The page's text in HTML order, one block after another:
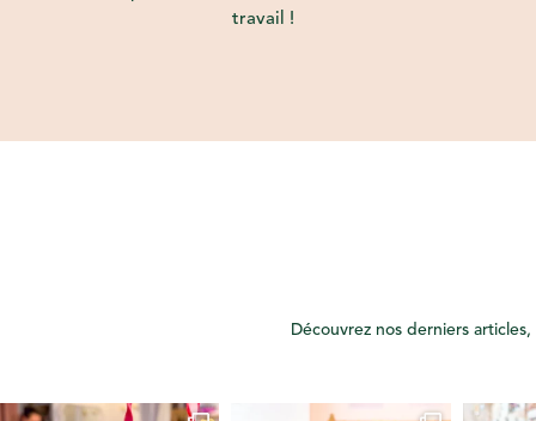
travail !
Découvrez nos derniers